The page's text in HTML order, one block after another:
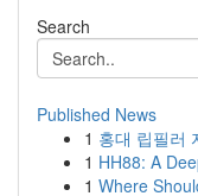
Search
Published News
1 홍대 립필러
1 HH88: A
1 Where